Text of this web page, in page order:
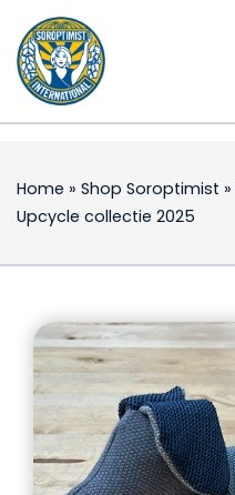
Home » Shop Soroptimist »
Upcycle collectie 2025